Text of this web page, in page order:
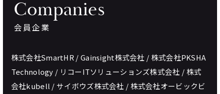
Companies
会員企業
株式会社SmartHR / Gainsight株式会社 / 株式会社PKSHA
Technology / リコーITソリューションズ株式会社 / 株式
会社kubell / サイボウズ株式会社 / 株式会社オービックビ